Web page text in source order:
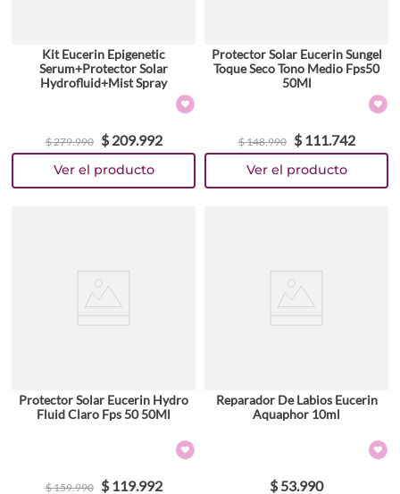
Kit Eucerin Epigenetic
Serum+Protector Solar
Hydrofluid+Mist Spray
$279.990 $ 209.992
Protector Solar Eucerin Sungel
Toque Seco Tono Medio Fps50
50Ml
$148.990 $ 111.742
Protector Solar Eucerin Hydro
Fluid Claro Fps 50 50Ml
$159.990 $ 119.992
Reparador De Labios Eucerin
Aquaphor 10ml
$ 53.990